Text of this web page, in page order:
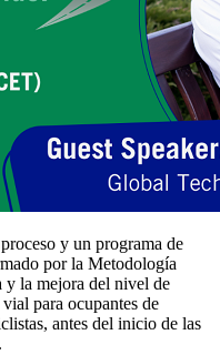
y un programa de
por la Metodología
la mejora del nivel de
para ocupantes de
antes del inicio de las